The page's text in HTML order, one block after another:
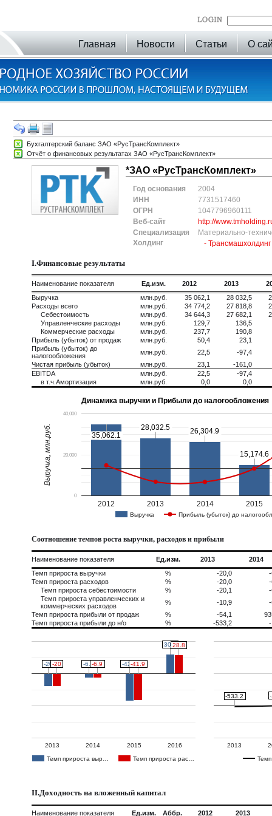
Главная Новости Статьи О
Бухгалтерский баланс ЗАО «РусТрансКомплект»
Отчёт о финансовых результатах ЗАО «РусТрансКомплект»
*ЗАО «РусТрансКомплект»
Год основания
2004
ИНН
7731517460
ОГРН
1047796960111
Веб-сайт
http://
Специализация
Материально-
Холдинг
- Трансмашхолдинг
I.Финансовые результаты
Наименование показателя Ед.изм. 2012 2013
Выручка
млн.руб. 35 062,1 28 032,5
Расходы всего
млн.руб. 34 774,2 27 818,8
Себестоимость
млн.руб. 34 644,3 27 682,1
Управленческие расходы
млн.руб. 129,7 136,5
Коммерческие расходы
млн.руб. 237,7 190,8
Прибыль (убыток) от продаж
млн.руб. 50,4 23,1
Прибыль (убыток) до
налогообложения
млн.руб. 22,5 -97,4
Чистая прибыль (убыток)
млн.руб. 23,1 -161,0
EBITDA
млн.руб. 22,5 -97,4
в т.ч.Амортизация
млн.руб. 0,0 0,0
Динамика выручки и Прибыли до налогообложения
Выручка Прибыль (убыток) до
2012 2013 2014 2015
0
20,000
40,000
35,062.1
35,062.1
28,032.5
28,032.5 26,304.9
26,304.9
15,174.6
15,174.6
Выручка, млн.руб.
Соотношение темпов роста выручки, расходов и прибыли
Наименование показателя Ед.изм. 2013 2014
Темп прироста выручки
% -20,0
Темп прироста расходов
% -20,0
Темп прироста себестоимости
% -20,1
Темп прироста управленческих и
коммерческих расходов
% -10,9
Темп прироста прибыли от продаж
% -54,1
Темп прироста прибыли до н/о
% -533,2
Темп прироста выр… Темп прироста рас…
2013 2014 2015 2016
-20
-20 -6.2
-6.2 -42.3
-42.3
30.3
30.3
-20
-20 -6.9
-6.9 -41.9
-41.9
28.8
28.8
2013
-533.2
-533.2
II.Доходность на вложенный капитал
Наименование показателя Ед.изм. Аббр. 2012 2013